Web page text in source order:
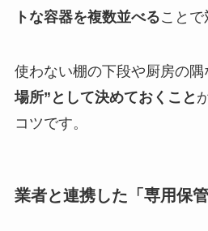
トな容器を複数並べることで
使わない棚の下段や厨房の隅
場所”として決めておくこと
コツです。
業者と連携した「専用保